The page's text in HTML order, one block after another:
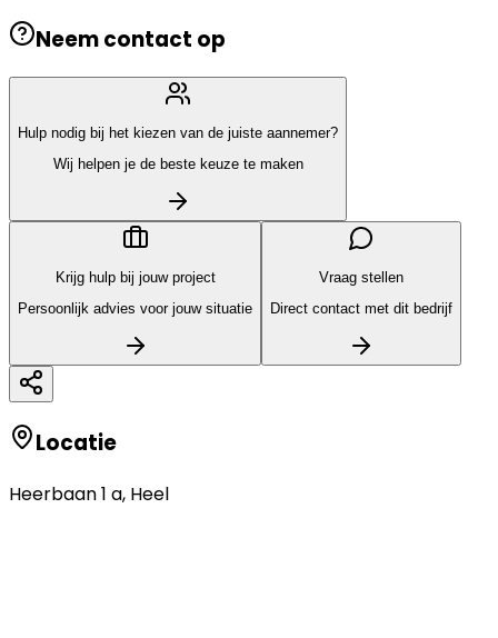
Neem contact op
Hulp nodig bij het kiezen van de juiste aannemer?
Wij helpen je de beste keuze te maken
Krijg hulp bij jouw project
Persoonlijk advies voor jouw situatie
Vraag stellen
Direct contact met dit bedrijf
Locatie
Heerbaan 1 a, Heel